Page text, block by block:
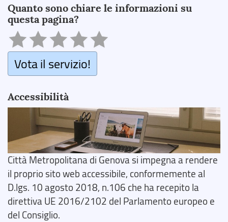
Quanto sono chiare le informazioni su
questa pagina?
Vota il servizio!
Accessibilità
Città Metropolitana di Genova si impegna a rendere
il proprio sito web accessibile, conformemente al
D.lgs. 10 agosto 2018, n.106 che ha recepito la
direttiva UE 2016/2102 del Parlamento europeo e
del Consiglio.